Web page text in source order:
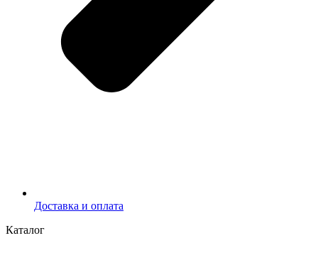
Доставка и оплата
Каталог